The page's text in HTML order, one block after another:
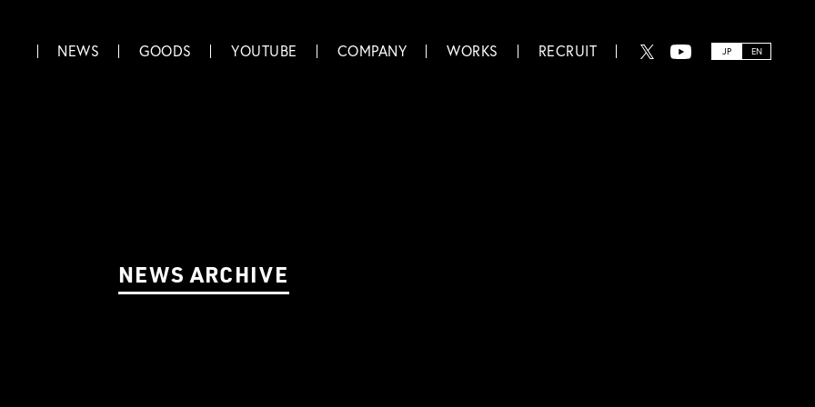
NEWS GOODS YOUTUBE COMPANY WORKS RECRUIT JP EN
NEWS ARCHIVE